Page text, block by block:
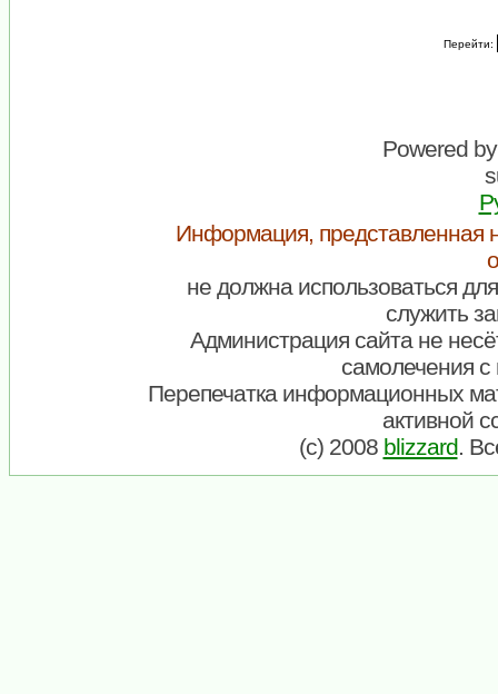
Перейти:
Powered
Информация, представленная
не должна использоваться
служить
Администрация сайта не
самолечения
Перепечатка информационных
активной
(c) 2008 blizzard.